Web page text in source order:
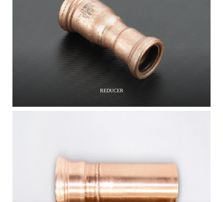
REDUCER